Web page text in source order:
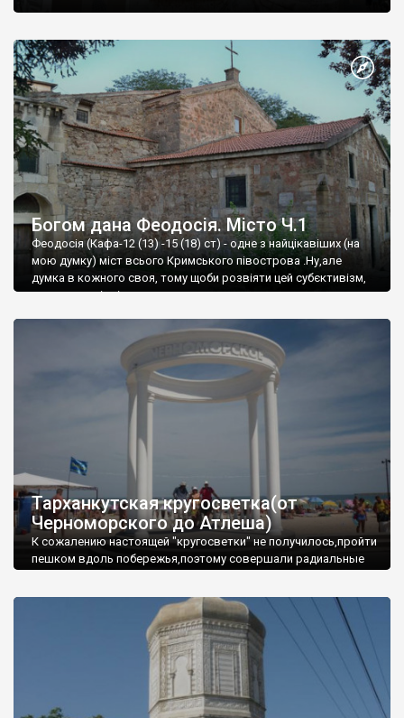
Богом дана Феодосія. Місто Ч.1
Феодосія (Кафа-12 (13) -15 (18) ст) - одне з найцікавіших (на
мою думку) міст всього Кримського півострова .Ну,але
думка в кожного своя, тому щоби розвіяти цей субєктивізм,
запрошую відвідати це
Тарханкутская кругосветка(от
Черноморского до Атлеша)
К сожалению настоящей "кругосветки" не получилось,пройти
пешком вдоль побережья,поэтому совершали радиальные